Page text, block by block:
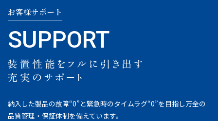
お客様サポート
納入した製品の故障“0”と緊急時のタイムラグ“0”を目指し万全の
品質管理・保証体制を備えています。